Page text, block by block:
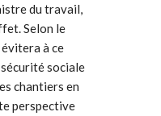
du travail,
Selon le
à ce
sociale
chantiers en
perspective